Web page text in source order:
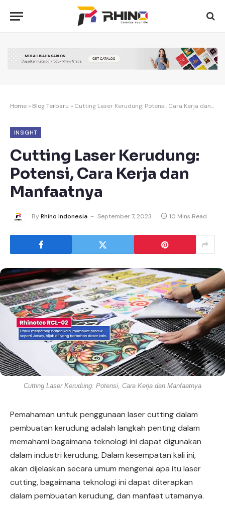
Home » Blog Terbaru » Cutting Laser Kerudung: Potensi, Cara Kerja dan Manfaatnya
INSIGHT
Cutting Laser Kerudung:
Potensi, Cara Kerja dan
Manfaatnya
ByRhino Indonesia September 7, 2023 10 Mins Read
Cutting Laser Kerudung: Potensi, Cara Kerja dan Manfaatnya
Pemahaman untuk penggunaan laser cutting dalam
pembuatan kerudung adalah langkah penting dalam
memahami bagaimana teknologi ini dapat digunakan
dalam industri kerudung. Dalam kesempatan kali ini,
akan dijelaskan secara umum mengenai apa itu laser
cutting, bagaimana teknologi ini dapat diterapkan
dalam pembuatan kerudung, dan manfaat utamanya.